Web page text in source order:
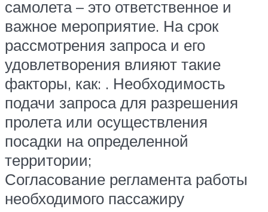
самолета – это ответственное и
важное мероприятие. На срок
рассмотрения запроса и его
удовлетворения влияют такие
факторы, как: . Необходимость
подачи запроса для разрешения
пролета или осуществления
посадки на определенной
территории;
Согласование регламента работы
необходимого пассажиру